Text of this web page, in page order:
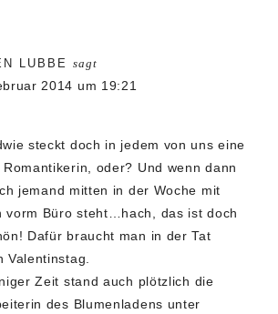
LUBBE sagt
2014 um 19:21
steckt doch in jedem von uns eine
Romantikerin, oder? Und wenn dann
jemand mitten in der Woche mit
vorm Büro steht…hach, das ist doch
Dafür braucht man in der Tat
Valentinstag.
Zeit stand auch plötzlich die
des Blumenladens unter